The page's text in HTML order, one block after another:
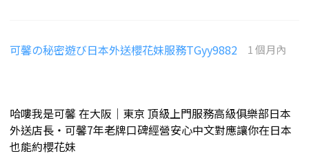
可馨の秘密遊び日本外送櫻花妹服務TGyy9882 1 個月內
哈嘍我是可馨 在大阪｜東京 頂級上門服務高級俱樂部日本
外送店長・可馨7年老牌口碑經營安心中文對應讓你在日本
也能約櫻花妹